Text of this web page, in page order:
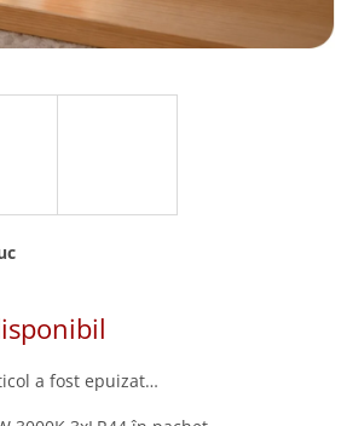
a fost epuizat…